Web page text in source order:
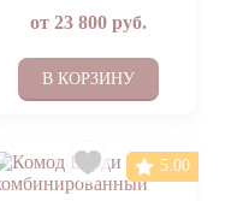
от 23 800руб.
В КОРЗИНУ
5.00